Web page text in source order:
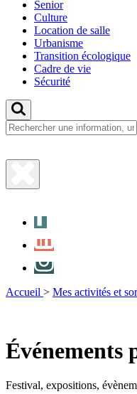
Senior
Culture
Location de salle
Urbanisme
Transition écologique
Cadre de vie
Sécurité
Fermer
Accueil > Mes activités et
Événements
Festival, expositions,